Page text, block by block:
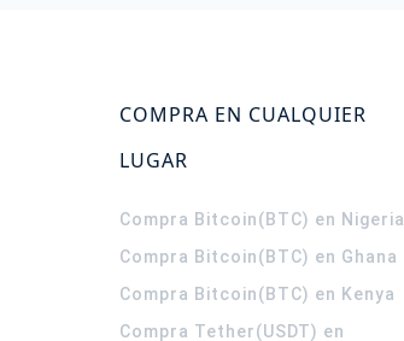
COMPRA EN CUALQUIER
LUGAR
Compra Bitcoin(BTC) en Nigeria
Compra Bitcoin(BTC) en Ghana
Compra Bitcoin(BTC) en Kenya
Compra Tether(USDT) en